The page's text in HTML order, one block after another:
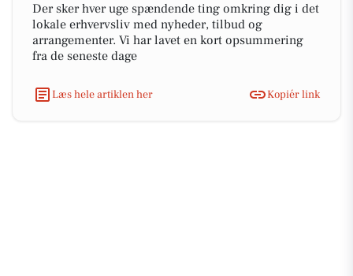
Der sker hver uge spændende ting omkring dig i det
lokale erhvervsliv med nyheder, tilbud og
arrangementer. Vi har lavet en kort opsummering
fra de seneste dage
Læs hele artiklen her Kopiér link